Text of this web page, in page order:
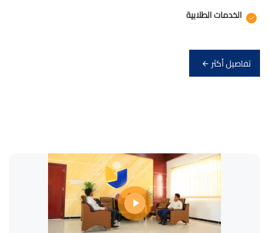
الخدمات الطلابية
تفاصيل أكثر